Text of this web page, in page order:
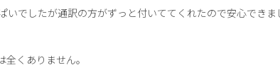
でしたが通訳の方がずっと付いててくれたので安心でき
くありません。